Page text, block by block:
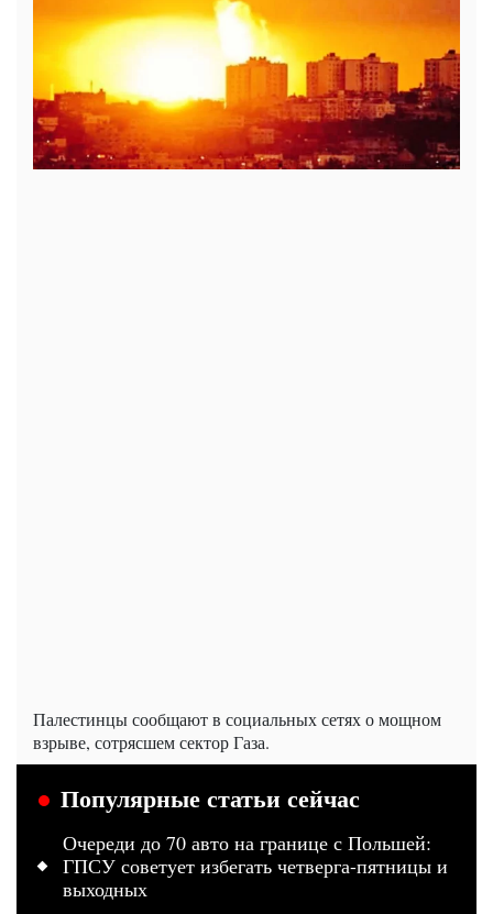
Палестинцы сообщают в социальных сетях о мощном
взрыве, сотрясшем сектор Газа.
Популярные статьи сейчас
Очереди до 70 авто на границе с Польшей:
ГПСУ советует избегать четверга-пятницы и
выходных